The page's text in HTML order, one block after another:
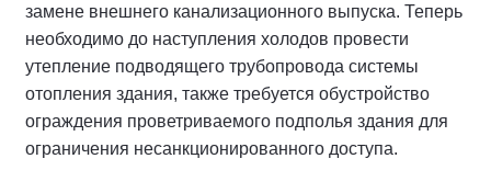
замене внешнего канализационного выпуска. Теперь
необходимо до наступления холодов провести
утепление подводящего трубопровода системы
отопления здания, также требуется обустройство
ограждения проветриваемого подполья здания для
ограничения несанкционированного доступа.